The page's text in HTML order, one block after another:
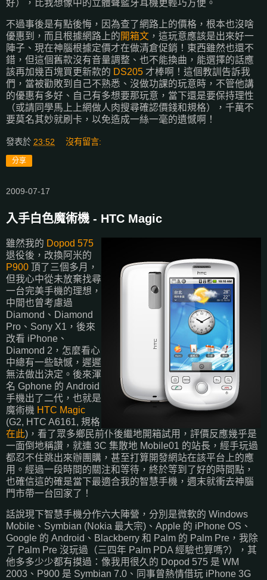
好），比我想像中的立體聲藍牙耳機更輕巧方便。
不過事後是有點後悔，因為查了網路上的價格，根本也沒啥
優惠到，而且根據網路上的開箱文 ，這玩意應該是出來好一
陣子、現在神腦根據定價才在做清倉促銷！東西雖然也還不
錯，但這個舊款沒有音量調整、也不能換曲，能選擇的話應
該再加幾百塊買更新款的 DS205 才棒啊！這個教訓告訴我
們，當被勸敗到自己不熟悉、沒做功課的玩意時，不管他講
的優惠有多好、自己有多想要那玩意，當下還是要保持理性
（或請同學馬上上網做人肉搜尋確認價錢和規格），千萬不
要莫名其妙就刷卡，以免造成一絲一毫的遺憾啊！
發表於 23:52 沒有留言:
分享
2009-07-17
入手白色魔術機 - HTC Magic
雖然我的 Dopod 575
退役後，改換阿米的
P900 頂了三個多月，
但我心中從未放棄找尋
一台完美手機的理想，
中間也曾考慮過
Diamond、Diamond
Pro、Sony X1，後來
改看 iPhone、
Diamond 2，怎麼看心
中總有一些缺憾，遲遲
無法做出決定。後來渾
名 Gphone 的 Android
手機出了二代，也就是
魔術機 HTC Magic
(G2, HTC A6161, 規格
在此)，看了眾多鄉民前仆後繼地開箱試用，評價反應幾乎是
一面倒地稱讚，就連 3C 集散地 Mobile01 的站長，經手玩過
都忍不住跳出來辦團購，甚至打算開發網站在該平台上的應
用。經過一段時間的關注和等待，終於等到了好的時間點，
也確信這的確是當下最適合我的智慧手機，週末就衝去神腦
門市帶一台回家了！
話說現下智慧手機分作六大陣營，分別是微軟的 Windows
Mobile、Symbian (Nokia 最大宗)、Apple 的 iPhone OS、
Google 的 Android、Blackberry 和 Palm 的 Palm Pre，我除
了 Palm Pre 沒玩過（三四年 Palm PDA 經驗也算嗎?），其
他多多少少都有摸過：像我用很久的 Dopod 575 是 WM
2003、P900 是 Symbian 7.0、同事曾熱情借玩 iPhone 3G